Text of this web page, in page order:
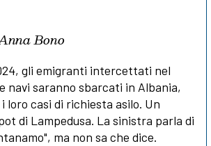
Bono
gli emigranti intercettati nel
navi saranno sbarcati in Albania,
loro casi di richiesta asilo. Un
di Lampedusa. La sinistra parla di
ma non sa che dice.